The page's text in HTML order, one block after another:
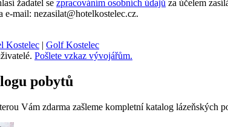
žadatel se zpracováním osobních údajů za účelem
mail: nezasilat@hotelkostelec.cz.
Kostelec | Golf Kostelec
Pošlete vzkaz vývojářům.
pobytů
Vám zdarma zašleme kompletní katalog lázeňských